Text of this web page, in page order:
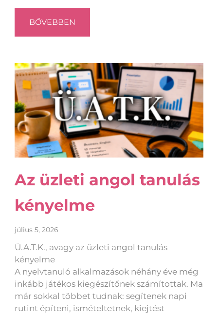
BŐVEBBEN
Az üzleti angol tanulás
kényelme
július 5, 2026
Ü.A.T.K., avagy az üzleti angol tanulás
kényelme
A nyelvtanuló alkalmazások néhány éve még
inkább játékos kiegészítőnek számítottak. Ma
már sokkal többet tudnak: segítenek napi
rutint építeni, ismételtetnek, kiejtést